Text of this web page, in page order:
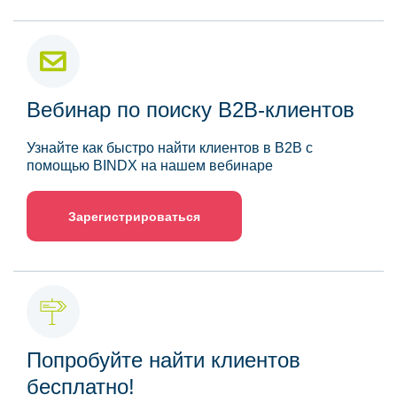
Вебинар по поиску B2B-клиентов
Узнайте как быстро найти клиентов в B2B с
помощью BINDX на нашем вебинаре
Зарегистрироваться
Попробуйте найти клиентов
бесплатно!